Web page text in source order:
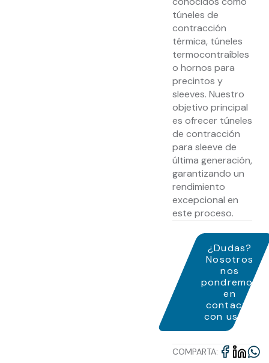
túneles de
contracción
térmica, túneles
termocontraíbles
o hornos para
precintos y
sleeves. Nuestro
objetivo principal
es ofrecer túneles
de contracción
para sleeve de
última generación,
garantizando un
rendimiento
excepcional en
este proceso.
¿Dudas?
Nosotros
nos
pondremos
en
contacto
con usted
COMPARTA: